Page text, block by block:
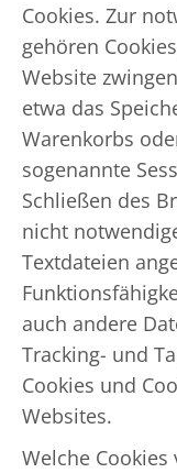
Cookies. Zur
gehören
Website
etwa das
Warenkorbs
sogenannte
Schließen des
nicht
Textdateien
auch andere
Tracking- und
Cookies und
Websites.
Welche